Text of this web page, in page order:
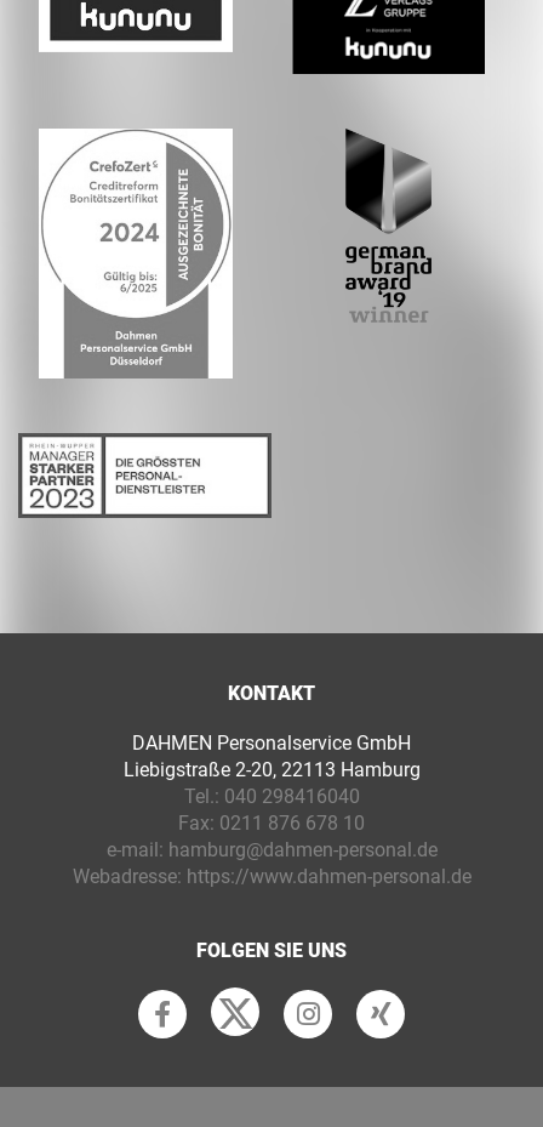
KONTAKT
DAHMEN Personalservice GmbH
Liebigstraße 2-20, 22113 Hamburg
Tel.: 040 298416040
Fax: 0211 876 678 10
e-mail: hamburg@dahmen-personal.de
Webadresse: https://www.dahmen-personal.de
FOLGEN SIE UNS